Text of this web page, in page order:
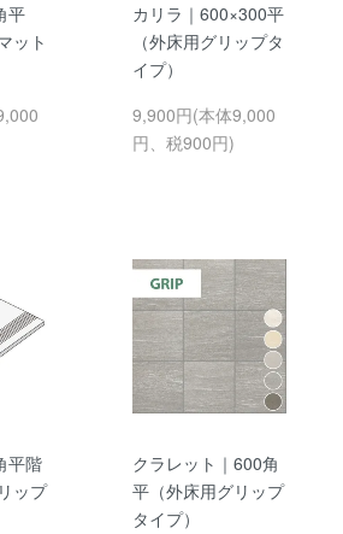
平
ット
カリラ｜600×300平
（外床用グリップタ
イプ）
9,900円(本体9,000
円、税900円)
平階
ップ
クラレット｜600角
平（外床用グリップ
タイプ）